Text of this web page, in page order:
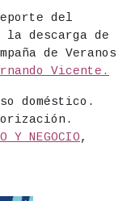
del
descarga de
de Veranos
Vicente.
doméstico.
Y NEGOCIO,